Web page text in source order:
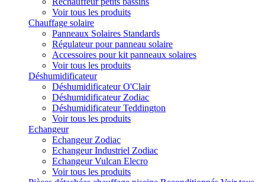
Voir tous les produits
Chauffage solaire
Panneaux Solaires Standards
Régulateur pour panneau solaire
Accessoires pour kit panneaux solaires
Voir tous les produits
Déshumidificateur
Déshumidificateur O'Clair
Déshumidificateur Zodiac
Déshumidificateur Teddington
Voir tous les produits
Echangeur
Echangeur Zodiac
Echangeur Industriel Zodiac
Echangeur Vulcan Elecro
Voir tous les produits